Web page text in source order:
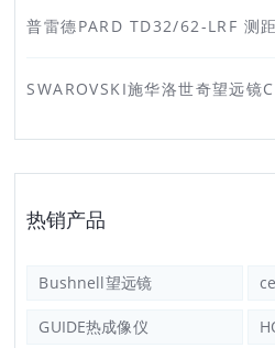
普雷德PARD TD32/62-LRF 测
SWAROVSKI施华洛世奇望远
热销产品
Bushnell望远镜
GUIDE热成像仪